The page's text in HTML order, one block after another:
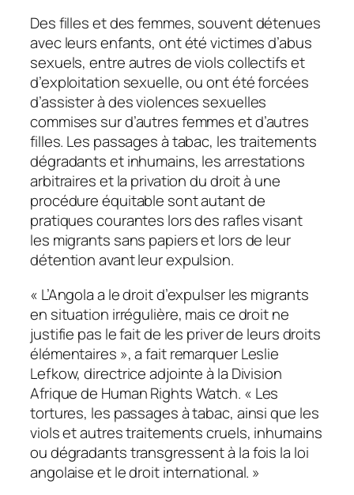
Des filles et des femmes, souvent détenues
avec leurs enfants, ont été victimes d’abus
sexuels, entre autres de viols collectifs et
d’exploitation sexuelle, ou ont été forcées
d’assister à des violences sexuelles
commises sur d’autres femmes et d’autres
filles. Les passages à tabac, les traitements
dégradants et inhumains, les arrestations
arbitraires et la privation du droit à une
procédure équitable sont autant de
pratiques courantes lors des rafles visant
les migrants sans papiers et lors de leur
détention avant leur expulsion.
« L’Angola a le droit d’expulser les migrants
en situation irrégulière, mais ce droit ne
justifie pas le fait de les priver de leurs droits
élémentaires », a fait remarquer Leslie
Lefkow, directrice adjointe à la Division
Afrique de Human Rights Watch. « Les
tortures, les passages à tabac, ainsi que les
viols et autres traitements cruels, inhumains
ou dégradants transgressent à la fois la loi
angolaise et le droit international. »